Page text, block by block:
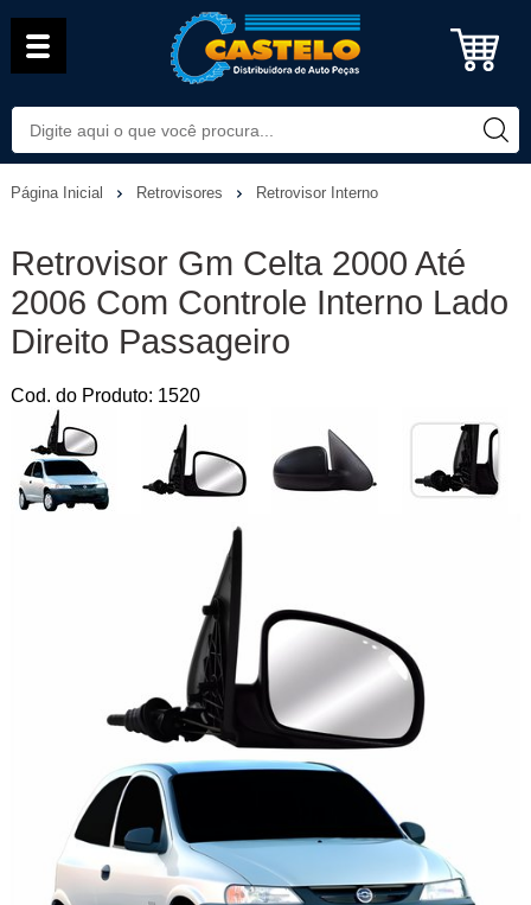
Página Inicial Retrovisores Retrovisor Interno
Retrovisor Gm Celta 2000 Até
2006 Com Controle Interno Lado
Direito Passageiro
Cod. do Produto: 1520